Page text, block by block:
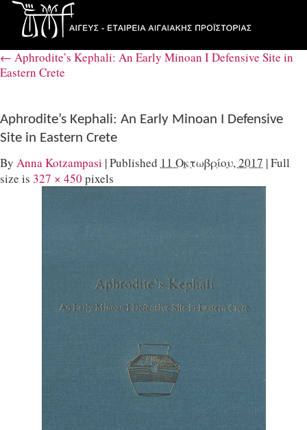
← Aphrodite’s Kephali: An Early Minoan I Defensive Site in
Eastern Crete
Aphrodite’s Kephali: An Early Minoan I Defensive
Site in Eastern Crete
By Anna Kotzampasi |Published 11 Οκτωβρίου, 2017 |Full
size is 327 × 450 pixels